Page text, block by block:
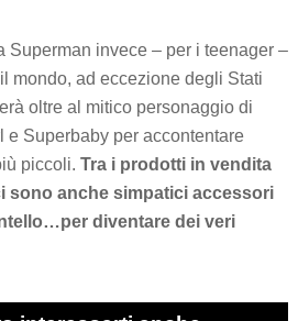
Superman invece – per i teenager –
mondo, ad eccezione degli Stati
oltre al mitico personaggio di
e Superbaby per accontentare
piccoli. Tra i prodotti in vendita
sono anche simpatici accessori
diventare dei veri